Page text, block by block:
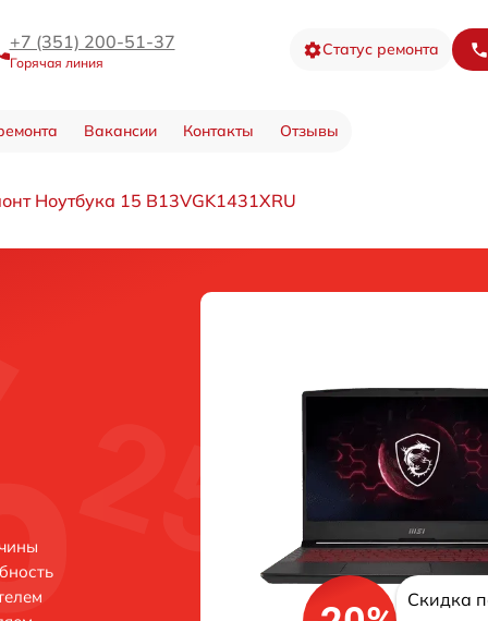
+7 (351) 200-51-37
Горячая линия
Статус ремонта
Вакансии Контакты Отзывы
Ноутбука 15 B13VGK1431XRU
Скидка